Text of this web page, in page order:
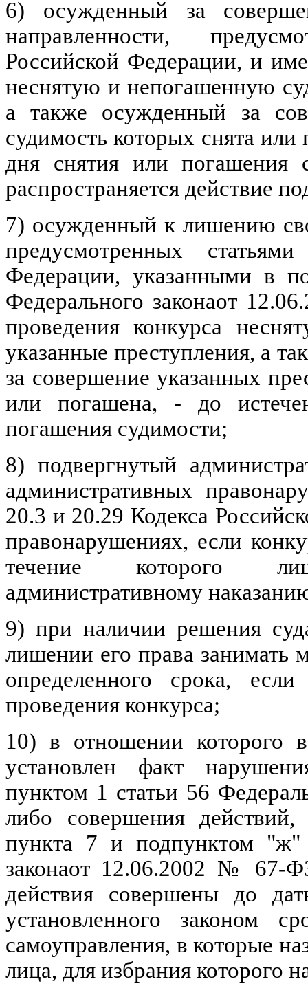
6) осужденный за
направленности,
Российской Федерации, и
неснятую и непогашенную
а также осужденный за
судимость которых снята
дня снятия или погашения
распространяется действие
7) осужденный к лишению
предусмотренных
Федерации, указанными в
Федерального законаот
проведения конкурса
указанные преступления, а
за совершение указанных
или погашена, - до
погашения судимости;
8) подвергнутый
административных
20.3 и 20.29 Кодекса
правонарушениях, если
течение которого
административному
9) при наличии решения
лишении его права занимать
определенного срока,
проведения конкурса;
10) в отношении которого
установлен факт
пунктом 1 статьи 56
либо совершения
пункта 7 и подпунктом "ж"
законаот 12.06.2002 № 67-
действия совершены до
установленного законом
самоуправления, в которые
лица, для избрания которого